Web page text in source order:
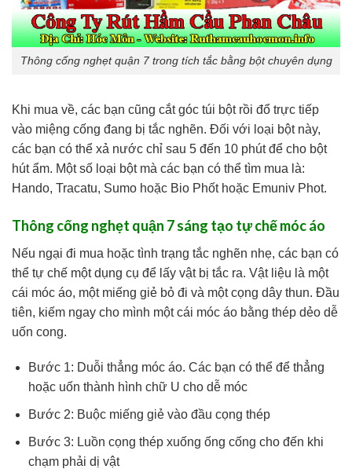
Thông cống nghẹt quận 7 trong tích tắc bằng bột chuyên dụng
Khi mua về, các bạn cũng cắt góc túi bột rồi đổ trực tiếp
vào miệng cống đang bị tắc nghẽn. Đối với loại bột này,
các bạn có thể xả nước chỉ sau 5 đến 10 phút để cho bột
hút ẩm. Một số loại bột mà các bạn có thể tìm mua là:
Hando, Tracatu, Sumo hoặc Bio Phốt hoặc Emuniv Phot.
Thông cống nghẹt quận 7 sáng tạo tự chế móc áo
Nếu ngại đi mua hoặc tình trạng tắc nghẽn nhẹ, các bạn có
thể tự chế một dụng cụ để lấy vật bị tắc ra. Vật liệu là một
cái móc áo, một miếng giẻ bỏ đi và một cọng dây thun. Đầu
tiên, kiếm ngay cho mình một cái móc áo bằng thép dẻo dễ
uốn cong.
Bước 1: Duỗi thẳng móc áo. Các bạn có thể để thẳng
hoặc uốn thành hình chữ U cho dễ móc
Bước 2: Buộc miếng giẻ vào đầu cọng thép
Bước 3: Luồn cọng thép xuống ống cống cho đến khi
chạm phải dị vật